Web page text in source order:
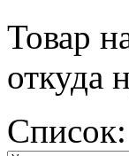
Товар
откуда
Список: